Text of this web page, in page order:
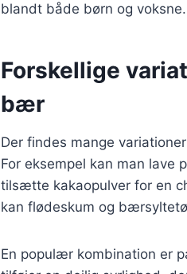
blandt både børn og voksne.
Forskellige
bær
Der findes mange
For eksempel kan man lave
tilsætte kakaopulver for en
kan flødeskum og
En populær kombination er